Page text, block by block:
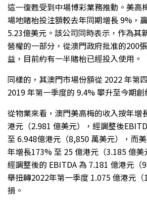
這一復甦受到中場博彩業務推動。美高
場地賭枱投注額較去年同期增長 9%，
5.23億美元。該公司同時表示，作為其
營權的一部分，從澳門政府批准的200
益，目前約有一半賭枱已經投入使用。
同樣的，其澳門市場份額從 2022 年第
2019 年第一季度的 9.4% 攀升至今期創
從物業來看，澳門美高梅的收入按年增
港元（2.981 億美元），經調整後
至 6.948億港元（8,850 萬美元），而
年增長173% 至 25 億港元（3.185 億
經調整後的 EBITDA 為 7.181 億港元（
舉扭轉2022年第一季度 1.075 億港元
損。